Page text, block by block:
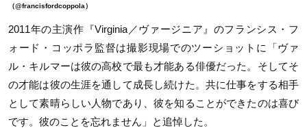
（@francisfordcoppola）
2011年の主演作『Virginia／ヴァージニア』のフランシス・フ
ォード・コッポラ監督は撮影現場でのツーショットに「ヴァ
ル・キルマーは彼の高校で最も才能ある俳優だった。そしてそ
の才能は彼の生涯を通して成長し続けた。共に仕事をする相手
として素晴らしい人物であり、彼を知ることができたのは喜び
です。彼のことを忘れません」と追悼した。